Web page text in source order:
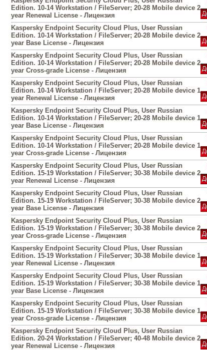
Edition. 10-14 Workstation / FileServer; 20-28 Mobile device 2
year Renewal License - Лицензия
Kaspersky Endpoint Security Cloud Plus, User Russian
Edition. 10-14 Workstation / FileServer; 20-28 Mobile device 2
year Base License - Лицензия
Kaspersky Endpoint Security Cloud Plus, User Russian
Edition. 10-14 Workstation / FileServer; 20-28 Mobile device 2
year Cross-grade License - Лицензия
Kaspersky Endpoint Security Cloud Plus, User Russian
Edition. 10-14 Workstation / FileServer; 20-28 Mobile device 1
year Renewal License - Лицензия
Kaspersky Endpoint Security Cloud Plus, User Russian
Edition. 10-14 Workstation / FileServer; 20-28 Mobile device 1
year Base License - Лицензия
Kaspersky Endpoint Security Cloud Plus, User Russian
Edition. 10-14 Workstation / FileServer; 20-28 Mobile device 1
year Cross-grade License - Лицензия
Kaspersky Endpoint Security Cloud Plus, User Russian
Edition. 15-19 Workstation / FileServer; 30-38 Mobile device 2
year Renewal License - Лицензия
Kaspersky Endpoint Security Cloud Plus, User Russian
Edition. 15-19 Workstation / FileServer; 30-38 Mobile device 2
year Base License - Лицензия
Kaspersky Endpoint Security Cloud Plus, User Russian
Edition. 15-19 Workstation / FileServer; 30-38 Mobile device 2
year Cross-grade License - Лицензия
Kaspersky Endpoint Security Cloud Plus, User Russian
Edition. 15-19 Workstation / FileServer; 30-38 Mobile device 1
year Renewal License - Лицензия
Kaspersky Endpoint Security Cloud Plus, User Russian
Edition. 15-19 Workstation / FileServer; 30-38 Mobile device 1
year Base License - Лицензия
Kaspersky Endpoint Security Cloud Plus, User Russian
Edition. 15-19 Workstation / FileServer; 30-38 Mobile device 1
year Cross-grade License - Лицензия
Kaspersky Endpoint Security Cloud Plus, User Russian
Edition. 20-24 Workstation / FileServer; 40-48 Mobile device 2
year Renewal License - Лицензия